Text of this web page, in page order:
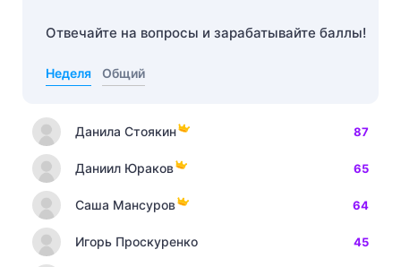
Отвечайте на вопросы и зарабатывайте баллы!
Неделя Общий
Данила Стоякин 87
Даниил Юраков 65
Саша Мансуров 64
Игорь Проскуренко 45